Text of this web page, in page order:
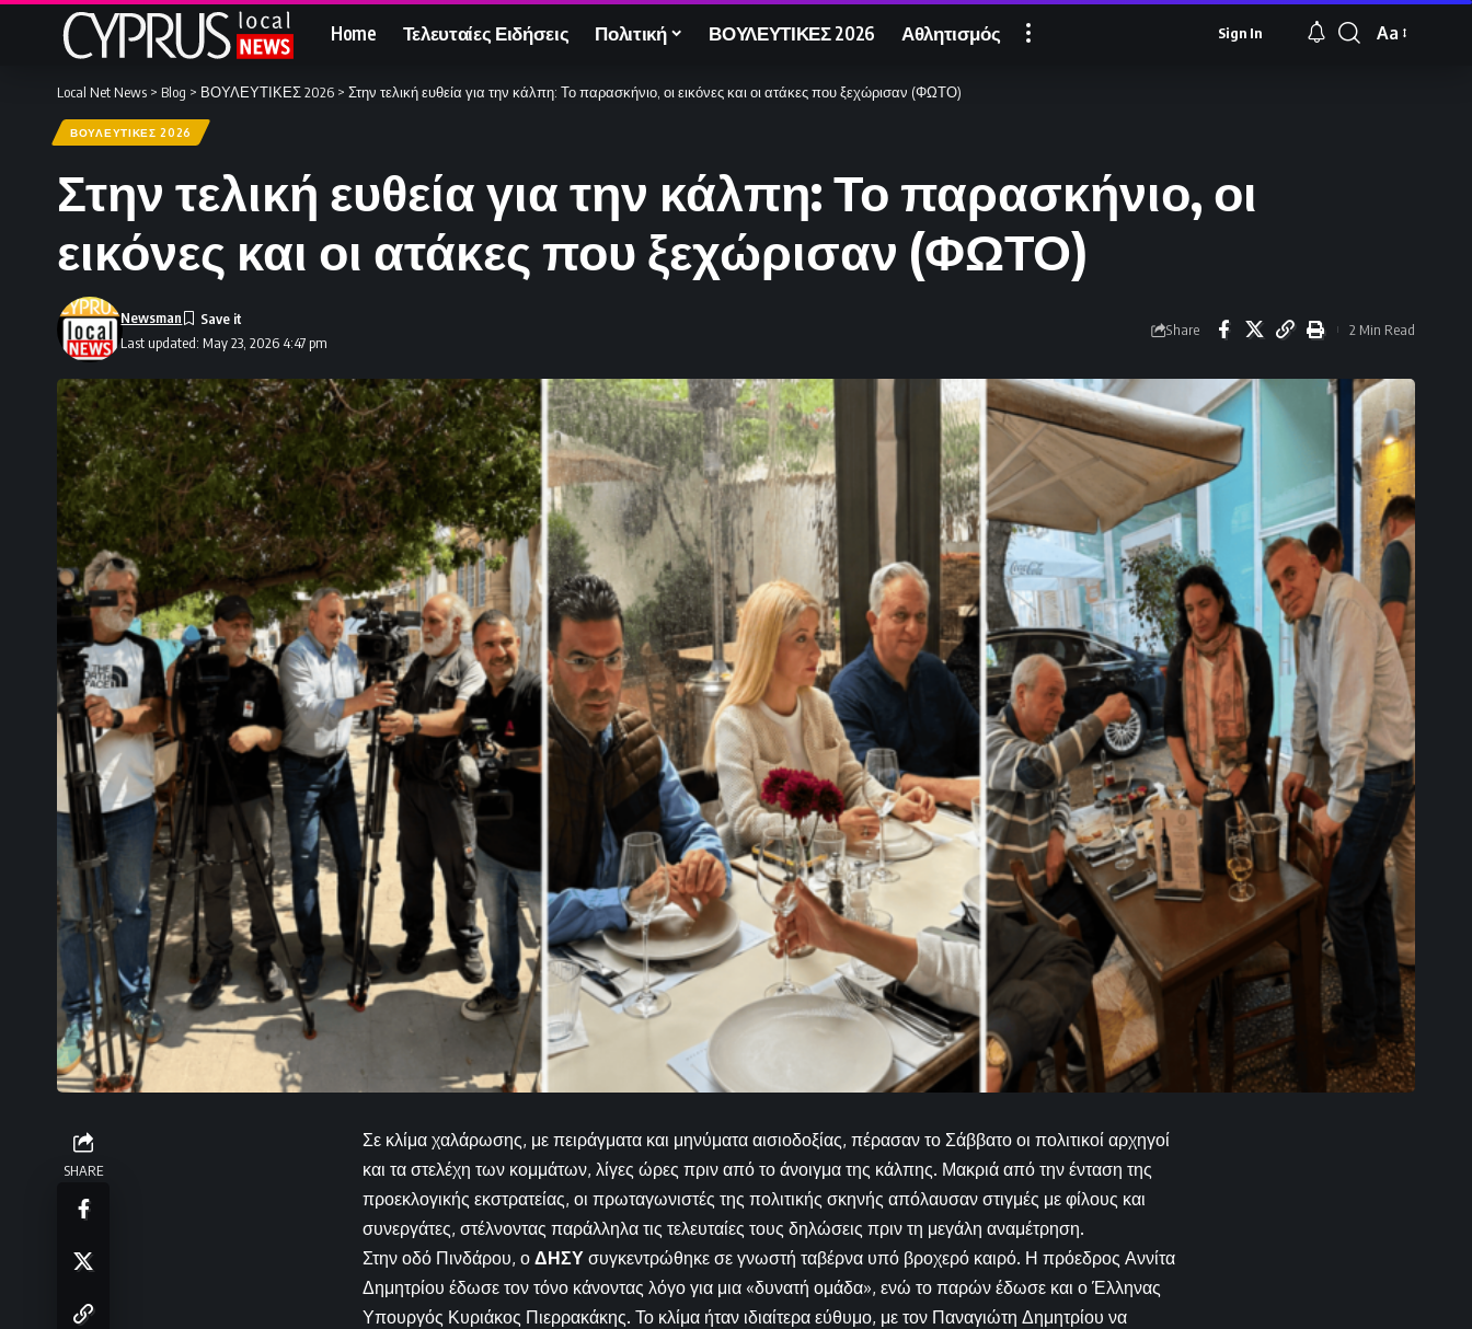
Home Τελευταίες Ειδήσεις Πολιτική ΒΟΥΛΕΥΤΙΚΕΣ 2026 Αθλητισμός Sign In
Font
Aa
Local Net News > Blog > ΒΟΥΛΕΥΤΙΚΕΣ 2026 > Στην τελική ευθεία για την κάλπη: Το παρασκήνιο, οι εικόνες και οι ατάκες που ξεχώρισαν (ΦΩΤΟ)
ΒΟΥΛΕΥΤΙΚΕΣ 2026
Στην τελική ευθεία για την κάλπη: Το παρασκήνιο, οι
εικόνες και οι ατάκες που ξεχώρισαν (ΦΩΤΟ)
Last updated: May 23, 2026 4:47 pm
Newsman
Share 2 Min Read
SHARE
Σε κλίμα χαλάρωσης, με πειράγματα και μηνύματα αισιοδοξίας, πέρασαν το Σάββατο οι πολιτικοί αρχηγοί
και τα στελέχη των κομμάτων, λίγες ώρες πριν από το άνοιγμα της κάλπης. Μακριά από την ένταση της
προεκλογικής εκστρατείας, οι πρωταγωνιστές της πολιτικής σκηνής απόλαυσαν στιγμές με φίλους και
συνεργάτες, στέλνοντας παράλληλα τις τελευταίες τους δηλώσεις πριν τη μεγάλη αναμέτρηση.
Στην οδό Πινδάρου, ο ΔΗΣΥ συγκεντρώθηκε σε γνωστή ταβέρνα υπό βροχερό καιρό. Η πρόεδρος Αννίτα
Δημητρίου έδωσε τον τόνο κάνοντας λόγο για μια «δυνατή ομάδα», ενώ το παρών έδωσε και ο Έλληνας
Υπουργός Κυριάκος Πιερρακάκης. Το κλίμα ήταν ιδιαίτερα εύθυμο, με τον Παναγιώτη Δημητρίου να